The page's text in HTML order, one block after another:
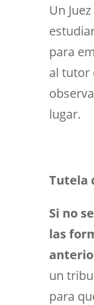
Un
para
al tutor
lugar.
Tutela
Si no
las
un
para